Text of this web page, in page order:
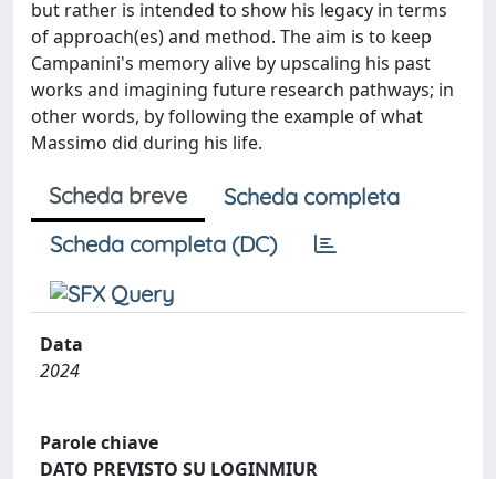
but rather is intended to show his legacy in terms
of approach(es) and method. The aim is to keep
Campanini's memory alive by upscaling his past
works and imagining future research pathways; in
other words, by following the example of what
Massimo did during his life.
Scheda breve
Scheda completa
Scheda completa (DC)
Data
2024
Parole chiave
DATO PREVISTO SU LOGINMIUR